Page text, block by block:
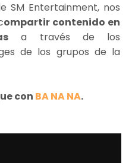
SM Entertainment, nos
ompartir contenido en
a través de los
de los grupos de la
con BA NA NA.